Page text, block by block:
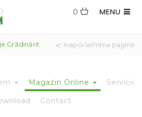
MENU
0
Grădinărit Inapoi laPrima pagină
Magazin Online Servicii
Contact